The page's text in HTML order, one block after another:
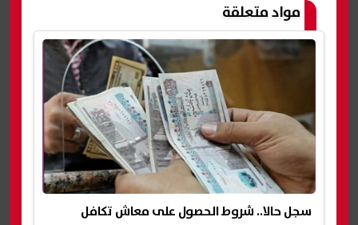
مواد متعلقة
سجل حالا.. شروط الحصول على معاش تكافل